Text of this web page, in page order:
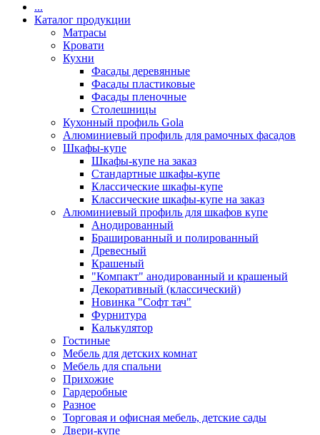
...
Каталог продукции
Матрасы
Кровати
Кухни
Фасады деревянные
Фасады пластиковые
Фасады пленочные
Столешницы
Кухонный профиль Gola
Алюминиевый профиль для рамочных фасадов
Шкафы-купе
Шкафы-купе на заказ
Стандартные шкафы-купе
Классические шкафы-купе
Классические шкафы-купе на заказ
Алюминиевый профиль для шкафов купе
Анодированный
Брашированный и полированный
Древесный
Крашеный
"Компакт" анодированный и крашеный
Декоративный (классический)
Новинка "Софт тач"
Фурнитура
Калькулятор
Гостиные
Мебель для детских комнат
Мебель для спальни
Прихожие
Гардеробные
Разное
Торговая и офисная мебель, детские сады
Двери-купе